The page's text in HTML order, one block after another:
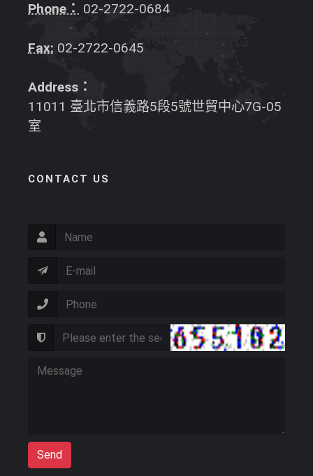
Phone： 02-2722-0684
Fax: 02-2722-0645
Address：
11011 臺北市信義路5段5號世貿中心7G-05
室
CONTACT US
Send